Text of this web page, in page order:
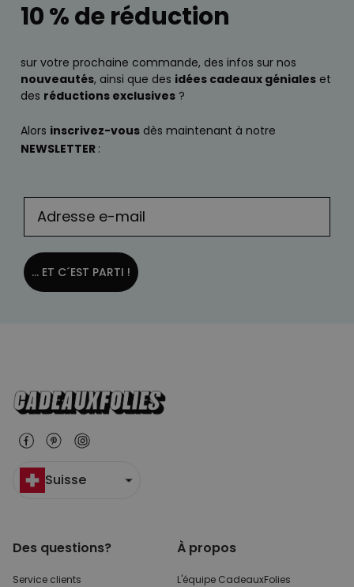
10 % de réduction
sur votre prochaine commande, des infos sur nos
nouveautés, ainsi que des idées cadeaux géniales et
des réductions exclusives ?
Alors inscrivez-vous dès maintenant à notre
NEWSLETTER :
... ET C´EST PARTI !
Suisse
Des questions?
Service clients
À propos
L'équipe CadeauxFolies